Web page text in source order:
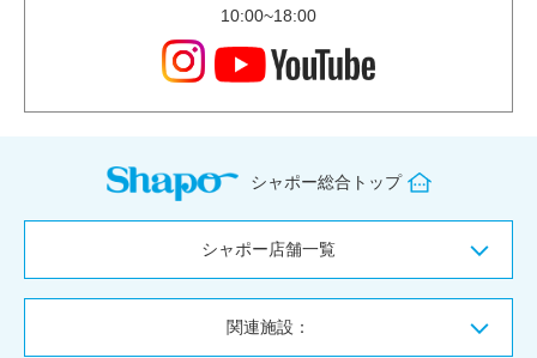
10:00~18:00
シャポー総合トップ
シャポー店舗一覧
関連施設：